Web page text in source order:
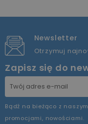
Newsletter
Otrzymuj
Zapisz się do
Bądź na bieżąco z
promocjami, nowościami.